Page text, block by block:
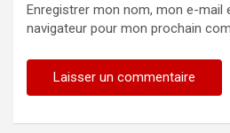
Enregistrer mon nom, mon e-mail
navigateur pour mon prochain